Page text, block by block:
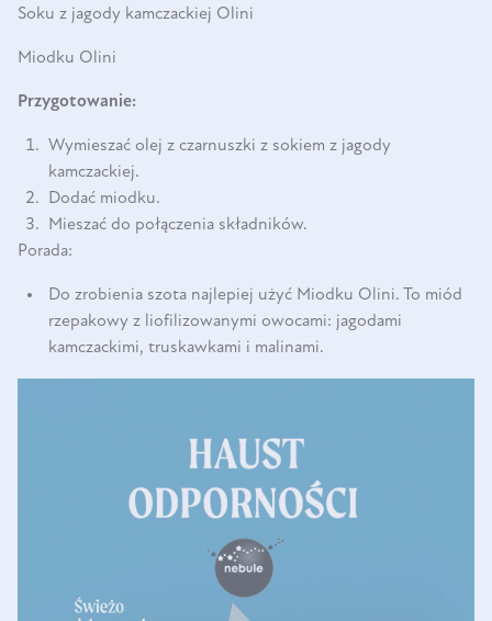
Soku z jagody kamczackiej Olini
Miodku Olini
Przygotowanie:
Wymieszać olej z czarnuszki z sokiem z jagody
kamczackiej.
Dodać miodku.
Mieszać do połączenia składników.
Porada:
Do zrobienia szota najlepiej użyć Miodku Olini. To miód
rzepakowy z liofilizowanymi owocami: jagodami
kamczackimi, truskawkami i malinami.